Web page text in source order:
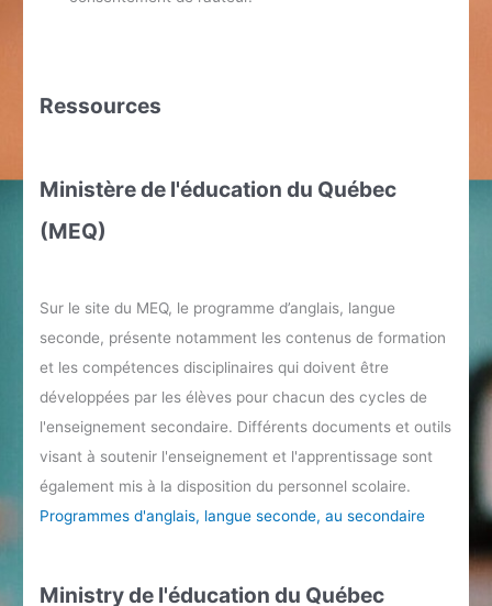
Ressources
Ministère de l'éducation du Québec
(MEQ)
Sur le site du MEQ, le programme d’anglais, langue
seconde, présente notamment les contenus de formation
et les compétences disciplinaires qui doivent être
développées par les élèves pour chacun des cycles de
l'enseignement secondaire. Différents documents et outils
visant à soutenir l'enseignement et l'apprentissage sont
également mis à la disposition du personnel scolaire.
Programmes d'anglais, langue seconde, au secondaire
Ministry de l'éducation du Québec